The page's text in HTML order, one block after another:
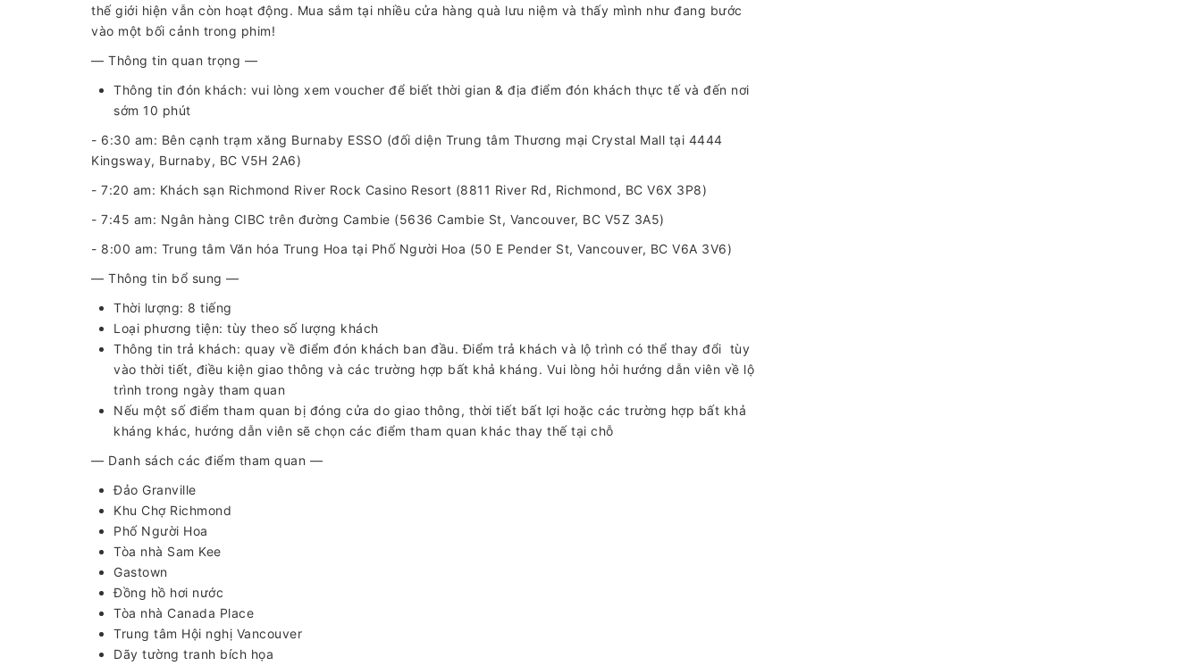
thế giới hiện vẫn còn hoạt động. Mua sắm tại nhiều cửa hàng quà lưu niệm và thấy mình như đang bước
vào một bối cảnh trong phim!
— Thông tin quan trọng —
Thông tin đón khách: vui lòng xem voucher để biết thời gian & địa điểm đón khách thực tế và đến nơi
sớm 10 phút
- 6:30 am: Bên cạnh trạm xăng Burnaby ESSO (đối diện Trung tâm Thương mại Crystal Mall tại 4444
Kingsway, Burnaby, BC V5H 2A6)
- 7:20 am: Khách sạn Richmond River Rock Casino Resort (8811 River Rd, Richmond, BC V6X 3P8)
- 7:45 am: Ngân hàng CIBC trên đường Cambie (5636 Cambie St, Vancouver, BC V5Z 3A5)
- 8:00 am: Trung tâm Văn hóa Trung Hoa tại Phố Người Hoa (50 E Pender St, Vancouver, BC V6A 3V6)
— Thông tin bổ sung —
Thời lượng: 8 tiếng
Loại phương tiện: tùy theo số lượng khách
Thông tin trả khách: quay về điểm đón khách ban đầu. Điểm trả khách và lộ trình có thể thay đổi tùy
vào thời tiết, điều kiện giao thông và các trường hợp bất khả kháng. Vui lòng hỏi hướng dẫn viên về lộ
trình trong ngày tham quan
Nếu một số điểm tham quan bị đóng cửa do giao thông, thời tiết bất lợi hoặc các trường hợp bất khả
kháng khác, hướng dẫn viên sẽ chọn các điểm tham quan khác thay thế tại chỗ
— Danh sách các điểm tham quan —
Đảo Granville
Khu Chợ Richmond
Phố Người Hoa
Tòa nhà Sam Kee
Gastown
Đồng hồ hơi nước
Tòa nhà Canada Place
Trung tâm Hội nghị Vancouver
Dãy tường tranh bích họa